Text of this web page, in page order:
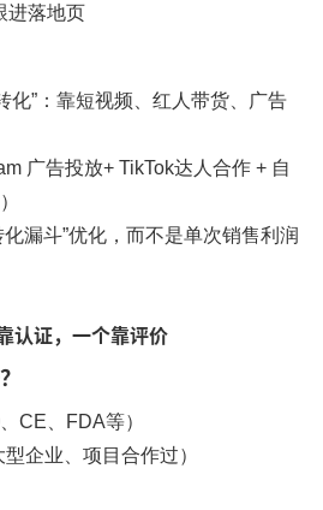
进落地页
化”：靠短视频、红人带货、广告
广告投放+ TikTok达人合作 + 自
化漏斗”优化，而不是单次销售利润
认证，一个靠评价
CE、FDA等）
企业、项目合作过）